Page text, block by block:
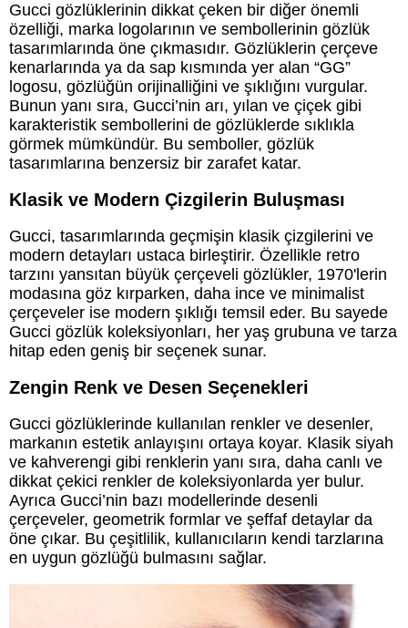
Gucci gözlüklerinin dikkat çeken bir diğer önemli
özelliği, marka logolarının ve sembollerinin gözlük
tasarımlarında öne çıkmasıdır. Gözlüklerin çerçeve
kenarlarında ya da sap kısmında yer alan “GG”
logosu, gözlüğün orijinalliğini ve şıklığını vurgular.
Bunun yanı sıra, Gucci’nin arı, yılan ve çiçek gibi
karakteristik sembollerini de gözlüklerde sıklıkla
görmek mümkündür. Bu semboller, gözlük
tasarımlarına benzersiz bir zarafet katar.
Klasik ve Modern Çizgilerin Buluşması
Gucci, tasarımlarında geçmişin klasik çizgilerini ve
modern detayları ustaca birleştirir. Özellikle retro
tarzını yansıtan büyük çerçeveli gözlükler, 1970'lerin
modasına göz kırparken, daha ince ve minimalist
çerçeveler ise modern şıklığı temsil eder. Bu sayede
Gucci gözlük koleksiyonları, her yaş grubuna ve tarza
hitap eden geniş bir seçenek sunar.
Zengin Renk ve Desen Seçenekleri
Gucci gözlüklerinde kullanılan renkler ve desenler,
markanın estetik anlayışını ortaya koyar. Klasik siyah
ve kahverengi gibi renklerin yanı sıra, daha canlı ve
dikkat çekici renkler de koleksiyonlarda yer bulur.
Ayrıca Gucci’nin bazı modellerinde desenli
çerçeveler, geometrik formlar ve şeffaf detaylar da
öne çıkar. Bu çeşitlilik, kullanıcıların kendi tarzlarına
en uygun gözlüğü bulmasını sağlar.